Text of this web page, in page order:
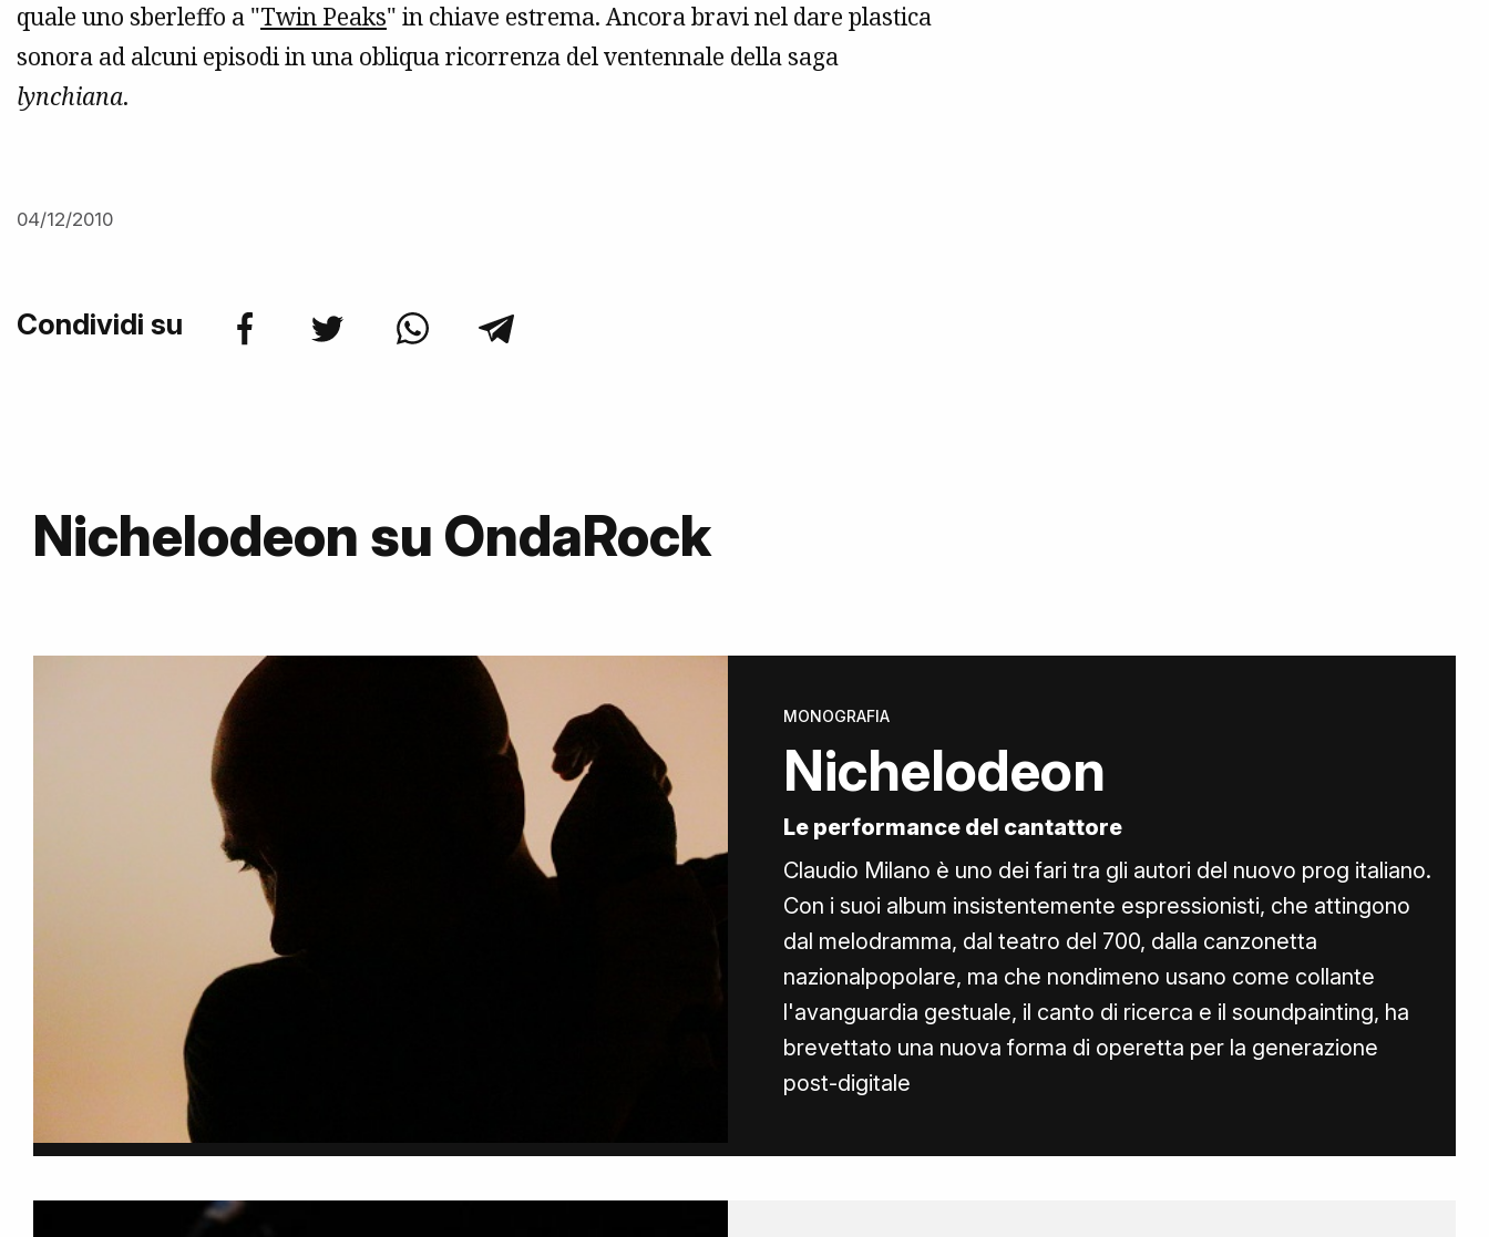
quale uno sberleffo a "Twin Peaks" in chiave estrema. Ancora bravi nel dare plastica
sonora ad alcuni episodi in una obliqua ricorrenza del ventennale della saga
lynchiana.
04/12/2010
Condividi su
Nichelodeon su OndaRock
MONOGRAFIA
Nichelodeon
Le performance del cantattore
Claudio Milano è uno dei fari tra gli autori del nuovo prog italiano.
Con i suoi album insistentemente espressionisti, che attingono
dal melodramma, dal teatro del 700, dalla canzonetta
nazionalpopolare, ma che nondimeno usano come collante
l'avanguardia gestuale, il canto di ricerca e il soundpainting, ha
brevettato una nuova forma di operetta per la generazione
post-digitale